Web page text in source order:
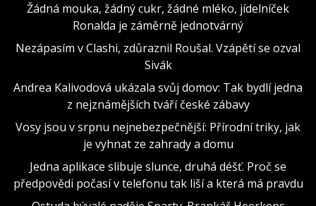
Žádná mouka, žádný cukr, žádné mléko, jídelníček
Ronalda je záměrně jednotvárný
Nezápasím v Clashi, zdůraznil Roušal. Vzápětí se ozval
Sivák
Andrea Kalivodová ukázala svůj domov: Tak bydlí jedna
z nejznámějších tváří české zábavy
Vosy jsou v srpnu nejnebezpečnější: Přírodní triky, jak
je vyhnat ze zahrady a domu
Jedna aplikace slibuje slunce, druhá déšť. Proč se
předpovědi počasí v telefonu tak liší a která má pravdu